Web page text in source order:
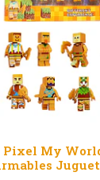
Pixel My